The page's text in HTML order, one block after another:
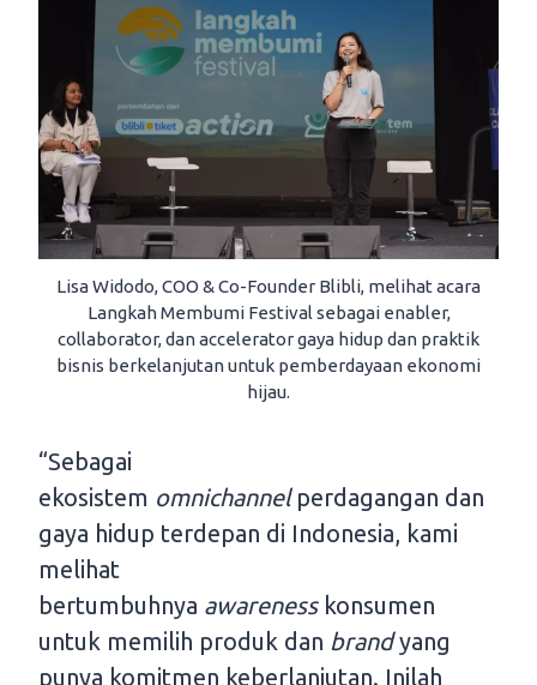
Lisa Widodo, COO & Co-Founder Blibli, melihat acara
Langkah Membumi Festival sebagai enabler,
collaborator, dan accelerator gaya hidup dan praktik
bisnis berkelanjutan untuk pemberdayaan ekonomi
hijau.
“Sebagai
ekosistem omnichannel perdagangan dan
gaya hidup terdepan di Indonesia, kami
melihat
bertumbuhnya awarenesskonsumen
untuk memilih produk dan brandyang
punya komitmen keberlanjutan. Inilah